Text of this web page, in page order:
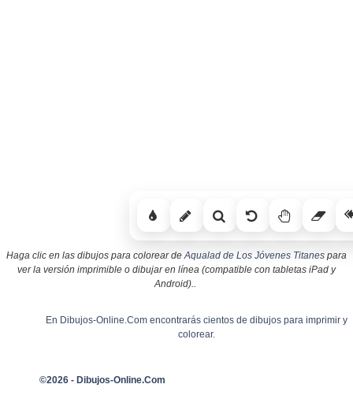
Haga clic en las dibujos para colorear de Aqualad de Los Jóvenes Titanes para
ver la versión imprimible o dibujar en línea (compatible con tabletas iPad y
Android)..
En Dibujos-Online.Com encontrarás cientos de dibujos para imprimir y
colorear.
©2026 - Dibujos-Online.Com